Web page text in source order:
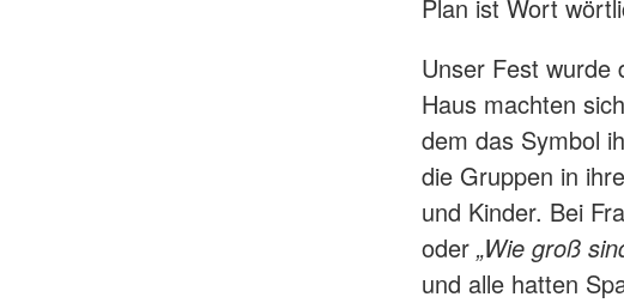
Plan ist Wort
Unser Fest wurde
Haus machten
dem das Symbol
die Gruppen in
und Kinder. Bei
oder „Wie groß
und alle hatten